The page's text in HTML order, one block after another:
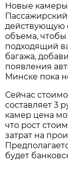
Новые камеры
действующую
объема,
подходящий
багажа,
появления
Минске пока
Сейчас
составляет 3
камер цена
что рост
затрат на
будет